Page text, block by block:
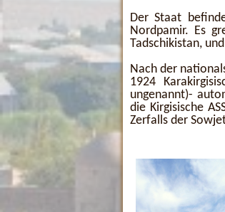
Der Staat
Nordpamir. Es
Tadschikistan,
Nach der
1924
ungenannt)-
die Kirgisische
Zerfalls der